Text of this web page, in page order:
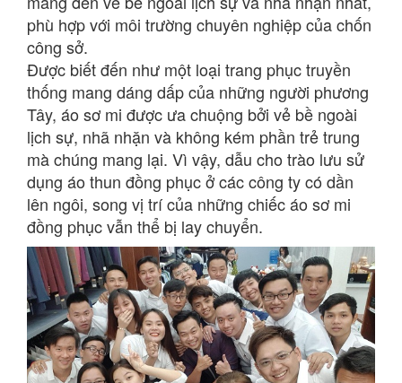
phù hợp với môi trường chuyên nghiệp của chốn
công sở.
Được biết đến như một loại trang phục truyền
thống mang dáng dấp của những người phương
Tây, áo sơ mi được ưa chuộng bởi vẻ bề ngoài
lịch sự, nhã nhặn và không kém phần trẻ trung
mà chúng mang lại. Vì vậy, dẫu cho trào lưu sử
dụng áo thun đồng phục ở các công ty có dần
lên ngôi, song vị trí của những chiếc áo sơ mi
đồng phục vẫn thể bị lay chuyển.